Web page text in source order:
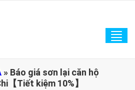
» Báo giá sơn lại căn hộ
【Tiết kiệm 10%】